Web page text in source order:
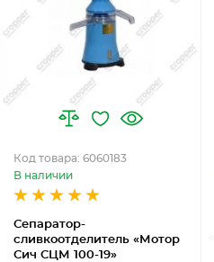
Сепаратор-
сливкоотделитель «Мотор
Сич СЦМ 100-19»
Код товара: 6060183
В наличии